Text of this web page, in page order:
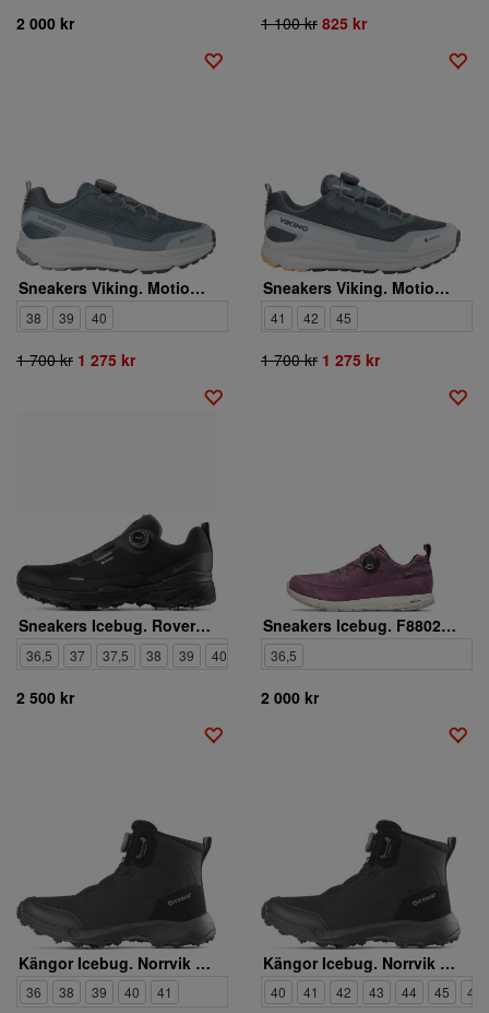
2 000 kr 1 100 kr 825 kr
Sneakers Viking. Motion Low GTX BOA W
38 39 40
1 700 kr 1 275 kr
Sneakers Viking. Motion Low GTX BOA M
41 42 45
1 700 kr 1 275 kr
Sneakers Icebug. Rover 2 W BUGrip GTX
36,5 37 37,5 38 39 40
2 500 kr
Sneakers Icebug. F88023-0 Ava W RB9X
36,5
2 000 kr
Kängor Icebug. Norrvik W BUGrip
36 38 39 40 41
Kängor Icebug. Norrvik M BUGrip
40 41 42 43 44 45 46